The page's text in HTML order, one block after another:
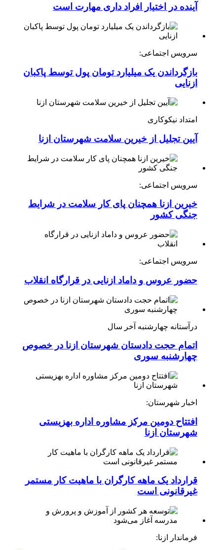
آینده در اختیار افراد داری مهارت است
سرویس اجتماعی:
بازگرداندن یک میلیارد تومان پول توسط پاکبان
ازنایی
امتداد نیکوکاری
آیین تجلیل از خیرین سلامت شهرستان ازنا
سرویس اجتماعی:
خیرین ازنا همچنان پای کار سلامت در شرایط
جنگی کشور
سرویس اجتماعی:
حضور عروس و داماد ازنایی در قرارگاه انقلاب
درآستانه چهارشنبه آخر سال
اتمام حجت دادستان شهرستان ازنا در خصوص
چهارشنبه ‌سوری
اخبار شهرستان:
افتتاح دومین مرکز مشاوره اداره بهزیستی
شهرستان ازنا
قرارداد یک ماهه کارگران با ماهیت کار مستمر
غیرقانونی است
فرماندار ازنا: